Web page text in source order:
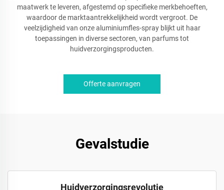
maatwerk te leveren, afgestemd op specifieke merkbehoeften,
waardoor de marktaantrekkelijkheid wordt vergroot. De
veelzijdigheid van onze aluminiumfles-spray blijkt uit haar
toepassingen in diverse sectoren, van parfums tot
huidverzorgingsproducten.
Offerte aanvragen
Gevalstudie
Huidverzorgingsrevolutie